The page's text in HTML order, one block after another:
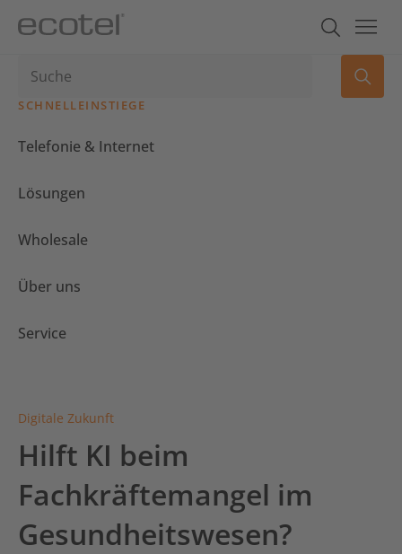
SCHNELLEINSTIEGE
Telefonie & Internet
Lösungen
Wholesale
Über uns
Service
Digitale Zukunft
Hilft KI beim
Fachkräftemangel im
Gesundheitswesen?